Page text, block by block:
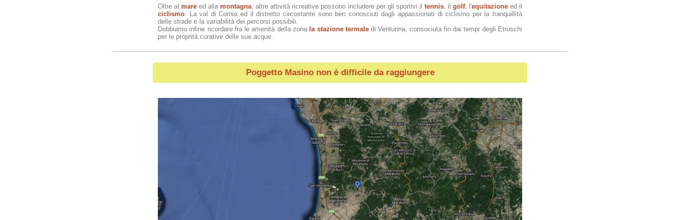
Oltre almare ed allamontagna , altre attività ricreative possono includere per gli sportivi il tennis, il golf, l'equitazioneed il
ciclismo . La val di Cornia ed il distretto circostante sono ben conosciuti dagli appassionati di ciclismo per la tranquillità
delle strade e la variabilità dei percorsi possibili.
Dobbiamo infine ricordare fra le amenità della zona la stazione termaledi Venturina, consociuta fin dai tempi degli Etruschi
per le proprità curative delle sue acque.
Poggetto Masinonon è difficile da raggiungere